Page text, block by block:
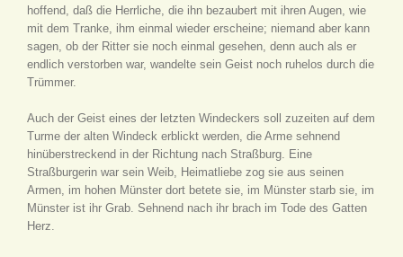
hoffend, daß die Herrliche, die ihn bezaubert mit ihren Augen, wie
mit dem Tranke, ihm einmal wieder erscheine; niemand aber kann
sagen, ob der Ritter sie noch einmal gesehen, denn auch als er
endlich verstorben war, wandelte sein Geist noch ruhelos durch die
Trümmer.
Auch der Geist eines der letzten Windeckers soll zuzeiten auf dem
Turme der alten Windeck erblickt werden, die Arme sehnend
hinüberstreckend in der Richtung nach Straßburg. Eine
Straßburgerin war sein Weib, Heimatliebe zog sie aus seinen
Armen, im hohen Münster dort betete sie, im Münster starb sie, im
Münster ist ihr Grab. Sehnend nach ihr brach im Tode des Gatten
Herz.